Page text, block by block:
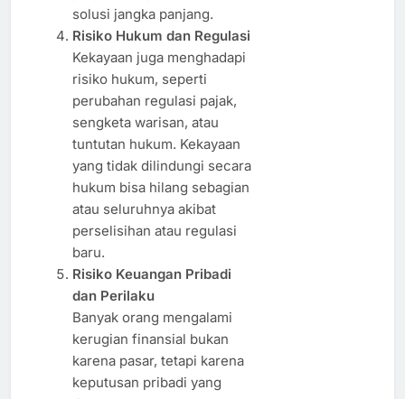
solusi jangka panjang.
Risiko Hukum dan Regulasi
Kekayaan juga menghadapi
risiko hukum, seperti
perubahan regulasi pajak,
sengketa warisan, atau
tuntutan hukum. Kekayaan
yang tidak dilindungi secara
hukum bisa hilang sebagian
atau seluruhnya akibat
perselisihan atau regulasi
baru.
Risiko Keuangan Pribadi
dan Perilaku
Banyak orang mengalami
kerugian finansial bukan
karena pasar, tetapi karena
keputusan pribadi yang